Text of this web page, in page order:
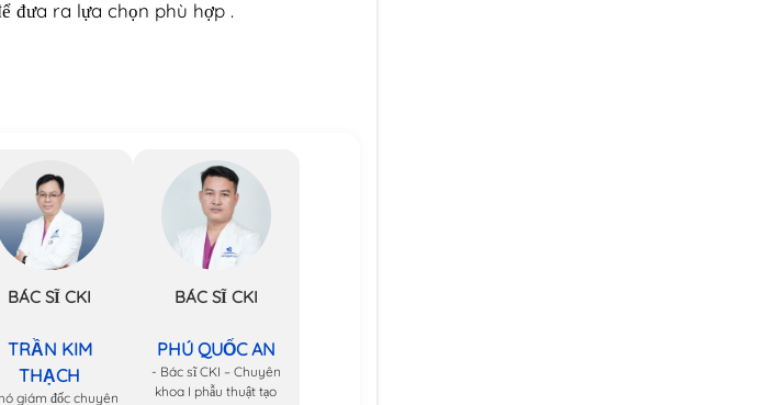
đưa ra lựa chọn phù hợp .
BÁC SĨ CKI
TRẦN KIM
THẠCH
giám đốc chuyên
BÁC SĨ CKI
PHÚ QUỐC AN
- Bác sĩ CKI – Chuyên
khoa I phẫu thuật tạo